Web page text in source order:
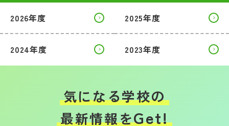
2026年度 2025年度
2024年度 2023年度
気になる学校の
最新情報をGet!